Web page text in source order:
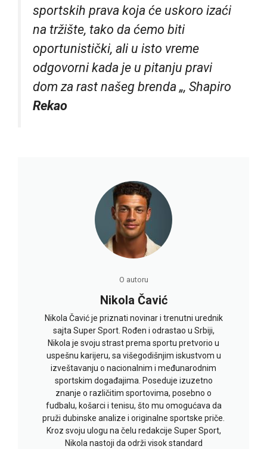
sportskih prava koja će uskoro izaći
na tržište, tako da ćemo biti
oportunistički, ali u isto vreme
odgovorni kada je u pitanju pravi
dom za rast našeg brenda „, Shapiro
Rekao
O autoru
Nikola Čavić
Nikola Čavić je priznati novinar i trenutni urednik
sajta Super Sport. Rođen i odrastao u Srbiji,
Nikola je svoju strast prema sportu pretvorio u
uspešnu karijeru, sa višegodišnjim iskustvom u
izveštavanju o nacionalnim i međunarodnim
sportskim događajima. Poseduje izuzetno
znanje o različitim sportovima, posebno o
fudbalu, košarci i tenisu, što mu omogućava da
pruži dubinske analize i originalne sportske priče.
Kroz svoju ulogu na čelu redakcije Super Sport,
Nikola nastoji da održi visok standard